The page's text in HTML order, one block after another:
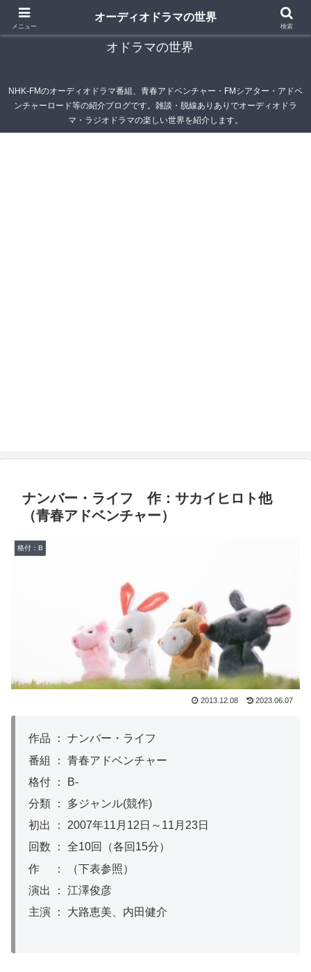
青春アドベンチャー雑記帳～オーディオドラマ・ラジ
オドラマの世界
NHK-FMのオーディオドラマ番組、青春アドベンチャー・FMシアター・アドベ
ンチャーロード等の紹介ブログです。雑談・脱線ありありでオーディオドラ
マ・ラジオドラマの楽しい世界を紹介します。
ナンバー・ライフ 作：サカイヒロト他
（青春アドベンチャー）
格付：B
2013.12.08 2023.06.07
作品 ： ナンバー・ライフ
番組 ： 青春アドベンチャー
格付 ： B-
分類 ： 多ジャンル(競作)
初出 ： 2007年11月12日～11月23日
回数 ： 全10回（各回15分）
作 ： （下表参照）
演出 ： 江澤俊彦
主演 ： 大路恵美、内田健介
メニュー
オーディオドラマの世界
検索